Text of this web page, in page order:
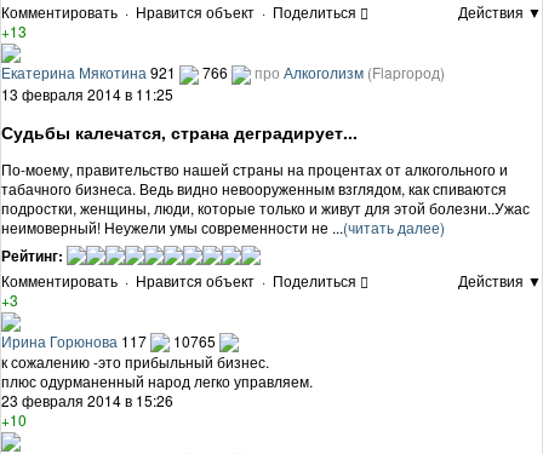
Комментировать · Нравится объект · Поделиться
Действия ▼
+13
Екатерина Мякотина 921 766 про Алкоголизм (Flapгород)
13 февраля 2014 в 11:25
Судьбы калечатся, страна деградирует...
По-моему, правительство нашей страны на процентах от алкогольного и
табачного бизнеса. Ведь видно невооруженным взглядом, как спиваются
подростки, женщины, люди, которые только и живут для этой болезни..Ужас
неимоверный! Неужели умы современности не ...(читать далее)
Рейтинг:
Комментировать · Нравится объект · Поделиться
Действия ▼
+3
Ирина Горюнова 117
10765
к сожалению -это прибыльный бизнес.
плюс одурманенный народ легко управляем.
23 февраля 2014 в 15:26
+10